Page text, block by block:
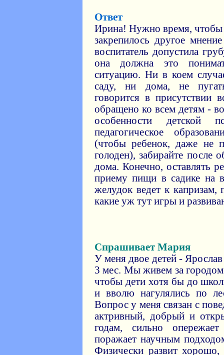
Ответ
Ирина! Нужно время, чтобы
закрепилось другое
воспитатель допустила
она должна это
ситуацию. Ни в коем
саду, ни дома, не
говорится в присутствии
обращено ко всем детям -
особенности детской
педагогическое
(чтобы ребенок, даже не
голоден), забирайте после
дома. Конечно, оставлять
приему пищи в садике на
желудок ведет к капризам,
какие уж тут игры и
Спрашивает Мария
У меня двое детей -
3 мес. Мы живем за
чтобы дети хотя бы до
и вволю нагулялись по
Вопрос у меня связан с
актривный, добрый и
годам, сильно
поражает научным
Физически развит хорошо,